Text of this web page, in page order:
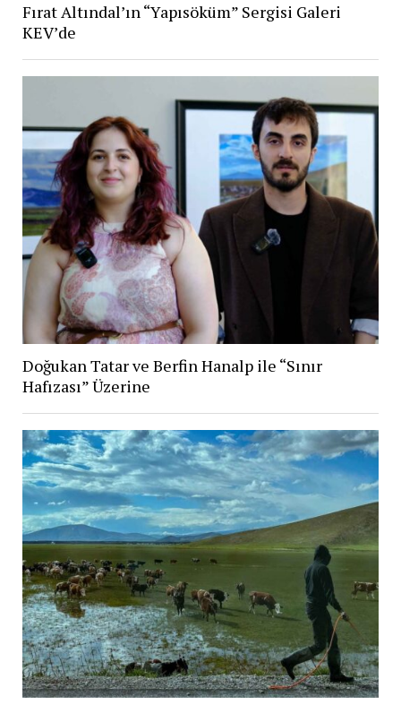
Fırat Altındal’ın “Yapısöküm” Sergisi Galeri
KEV’de
Doğukan Tatar ve Berfin Hanalp ile “Sınır
Hafızası” Üzerine